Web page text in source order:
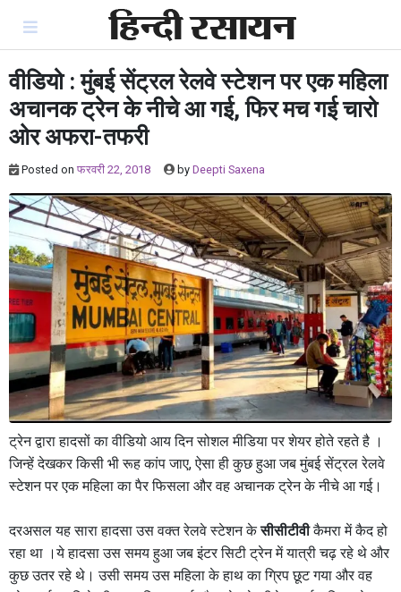
content
वीडियो : मुंबई सेंट्रल रेलवे स्टेशन पर एक महिला
अचानक ट्रेन के नीचे आ गई, फिर मच गई चारो
ओर अफरा-तफरी
Posted on फरवरी 22, 2018 by Deepti Saxena
ट्रेन द्वारा हादसों का वीडियो आय दिन सोशल मीडिया पर शेयर होते रहते है ।
जिन्हें देखकर किसी भी रूह कांप जाए, ऐसा ही कुछ हुआ जब मुंबई सेंट्रल रेलवे
स्टेशन पर एक महिला का पैर फिसला और वह अचानक ट्रेन के नीचे आ गई।
दरअसल यह सारा हादसा उस वक्त रेलवे स्टेशन केसीसीटीवीकैमरा में कैद हो
रहा था ।ये हादसा उस समय हुआ जब इंटर सिटी ट्रेन में यात्री चढ़ रहे थे और
कुछ उतर रहे थे। उसी समय उस महिला के हाथ का ग्रिप छूट गया और वह